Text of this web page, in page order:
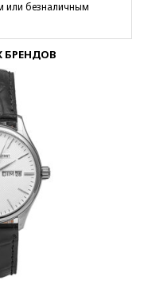
или безналичным
БРЕНДОВ